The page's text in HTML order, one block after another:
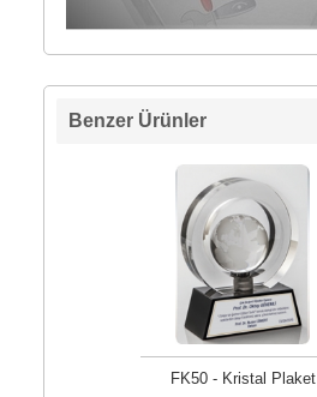
Benzer Ürünler
FK50 - Kristal Plaket